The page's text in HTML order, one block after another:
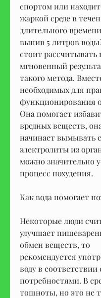
спортом или
жаркой среде в
длительного
выпив 5 литров
стоит рассчитывать
мгновенный
такого метода.
необходимых для
функционирования
Она помогает
вредных веществ,
начинает вымывать
электролиты из
можно значительно
процесс похудения.
Как вода помогает
Некоторые люди
улучшает
обмен веществ, то
рекомендуется
воду в
потребностями. В
тошноты, но это не